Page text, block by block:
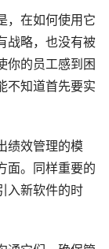
，在如何使用它
战略，也没有被
你的员工感到困
不知道首先要实
绩效管理的模
面。同样重要的
入新软件的时